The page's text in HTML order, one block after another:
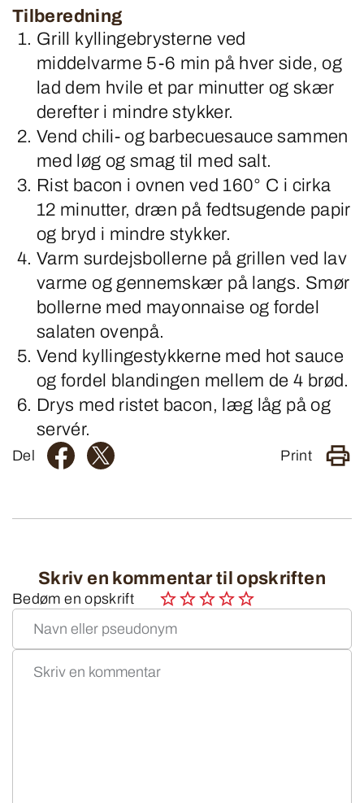
Tilberedning
Grill kyllingebrysterne ved
middelvarme 5-6 min på hver side, og
lad dem hvile et par minutter og skær
derefter i mindre stykker.
Vend chili- og barbecuesauce sammen
med løg og smag til med salt.
Rist bacon i ovnen ved 160° C i cirka
12 minutter, dræn på fedtsugende papir
og bryd i mindre stykker.
Varm surdejsbollerne på grillen ved lav
varme og gennemskær på langs. Smør
bollerne med mayonnaise og fordel
salaten ovenpå.
Vend kyllingestykkerne med hot sauce
og fordel blandingen mellem de 4 brød.
Drys med ristet bacon, læg låg på og
servér.
Del Print
Skriv en kommentar til opskriften
Bedøm en opskrift